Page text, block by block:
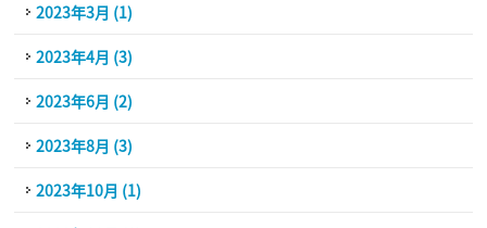
2023年3月 (1)
2023年4月 (3)
2023年6月 (2)
2023年8月 (3)
2023年10月 (1)